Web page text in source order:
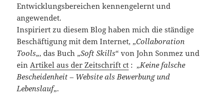
Entwicklungsbereichen kennengelernt und
angewendet.
Inspiriert zu diesem Blog haben mich die ständige
Beschäftigung mit dem Internet, „Collaboration
Tools„, das Buch „Soft Skills“ von John Sonmez und
ein Artikel aus der Zeitschrift ct : „Keine falsche
Bescheidenheit – Website als Bewerbung und
Lebenslauf„.